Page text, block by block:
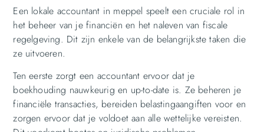
Een lokale accountant in meppel speelt een cruciale rol in
het beheer van je financiën en het naleven van fiscale
regelgeving. Dit zijn enkele van de belangrijkste taken die
ze uitvoeren.
Ten eerste zorgt een accountant ervoor dat je
boekhouding nauwkeurig en up-to-date is. Ze beheren je
financiële transacties, bereiden belastingaangiften voor en
zorgen ervoor dat je voldoet aan alle wettelijke vereisten.